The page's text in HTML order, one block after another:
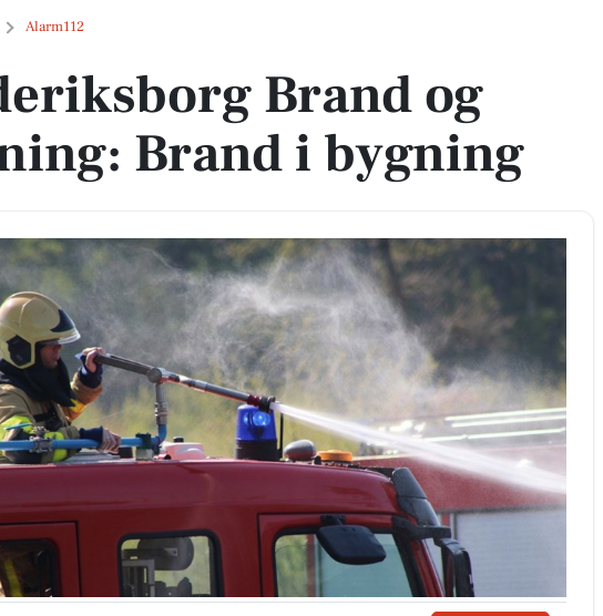
Alarm112
Brand og Redning: Brand i bygning
Brand og
Brand i bygning